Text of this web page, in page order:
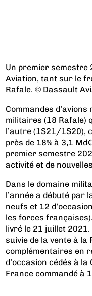
Un premier semestre
Aviation, tant sur le
Rafale. © Dassault
Commandes
militaires (18 Rafale)
l’autre (1S21/1S20),
près de 18% à 3,1
premier semestre
activité et de
Dans le domaine
l’année a débuté par
neufs et 12
les forces françaises).
livré le 21 juillet 2021
suivie de la vente à la
complémentaires en
d’occasion cédés à
France commandé à